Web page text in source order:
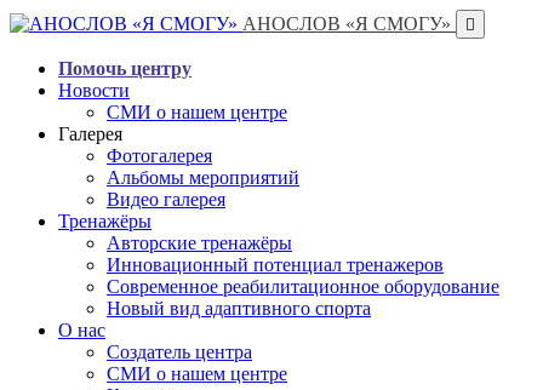
АНОСЛОВ «Я СМОГУ»
Помочь центру
Новости
СМИ о нашем центре
Галерея
Фотогалерея
Альбомы мероприятий
Видео галерея
Тренажёры
Авторские тренажёры
Инновационный потенциал тренажеров
Современное реабилитационное оборудование
Новый вид адаптивного спорта
О нас
Создатель центра
СМИ о нашем центре